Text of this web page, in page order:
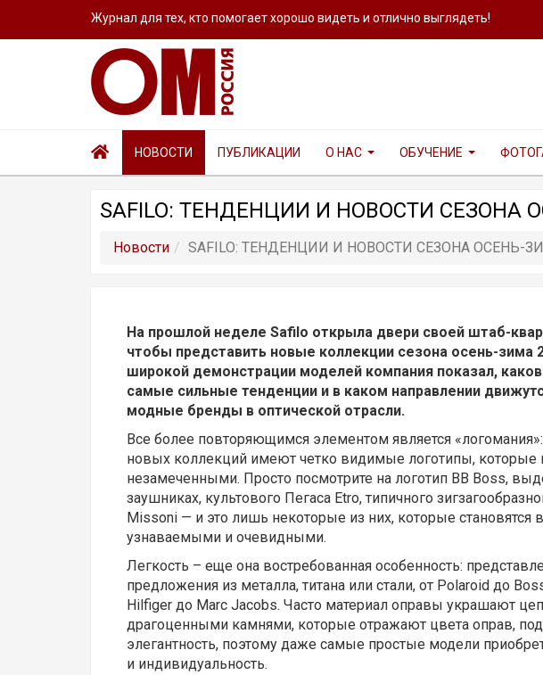
Журнал для тех, кто помогает хорошо видеть и отлично выглядеть!
НОВОСТИ ПУБЛИКАЦИИ О НАС ОБУЧЕНИЕ
SAFILO: ТЕНДЕНЦИИ И НОВОСТИ СЕЗОНА
Новости SAFILO: ТЕНДЕНЦИИ И НОВОСТИ СЕЗОНА ОСЕНЬ-
На прошлой неделе Safilo открыла двери своей штаб-
чтобы представить новые коллекции сезона осень-зима
широкой демонстрации моделей компания показал,
самые сильные тенденции и в каком направлении
модные бренды в оптической отрасли.
Все более повторяющимся элементом является
новых коллекций имеют четко видимые логотипы, которые
незамеченными. Просто посмотрите на логотип BB Boss,
заушниках, культового Пегаса Etro, типичного
Missoni — и это лишь некоторые из них, которые становятся
узнаваемыми и очевидными.
Легкость – еще она востребованная особенность:
предложения из металла, титана или стали, от Polaroid до
Hilfiger до Marc Jacobs. Часто материал оправы украшают
драгоценными камнями, которые отражают цвета оправ,
элегантность, поэтому даже самые простые модели
и индивидуальность.